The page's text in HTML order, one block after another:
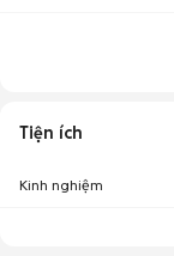
Tiện ích
Kinh nghiệm